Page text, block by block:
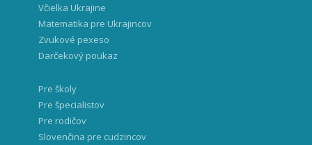
Včielka Ukrajine
Matematika pre Ukrajincov
Zvukové pexeso
Darčekový poukaz
Pre školy
Pre špecialistov
Pre rodičov
Slovenčina pre cudzincov